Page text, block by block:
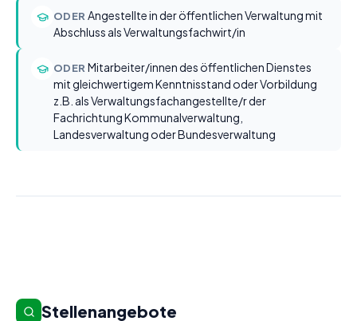
ODER Angestellte in der öffentlichen Verwaltung mit
Abschluss als Verwaltungsfachwirt/in
ODER Mitarbeiter/innen des öffentlichen Dienstes
mit gleichwertigem Kenntnisstand oder Vorbildung
z.B. als Verwaltungsfachangestellte/r der
Fachrichtung Kommunalverwaltung,
Landesverwaltung oder Bundesverwaltung
Stellenangebote